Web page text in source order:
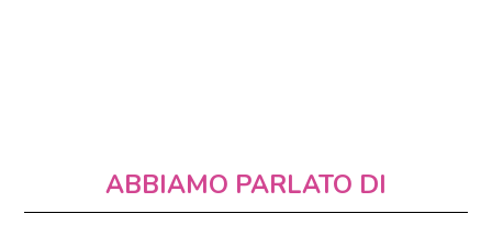
ABBIAMO PARLATO DI